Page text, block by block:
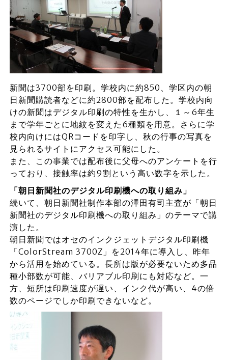
新聞は3700部を印刷。学校内に約850、学区内の朝
日新聞購読者などに約2800部を配布した。学校内向
けの新聞はデジタル印刷の特性を生かし、１～6年生
まで学年ごとに地紋を変えた6種類を用意。さらに学
校内向けにはQRコードを印字し、秋の行事の写真を
見られるサイトにアクセス可能にした。
また、この事業では配布後に父母へのアンケートを行
っており、接触率は約9割という高い数字を示した。
「朝日新聞社のデジタル印刷機への取り組み」
続いて、朝日新聞社制作本部の澤田有司主査が「朝日
新聞社のデジタル印刷機への取り組み」のテーマで講
演した。
朝日新聞ではオセのインクジェットデジタル印刷機
「ColorStream 3700Z」を2014年に導入し、昨年
から活用を始めている。長所は版が必要ないため多品
種小部数が可能、バリアブル印刷にも対応など。一
方、短所は印刷速度が遅い、インク代が高い、4の倍
数のページでしか印刷できないなど。